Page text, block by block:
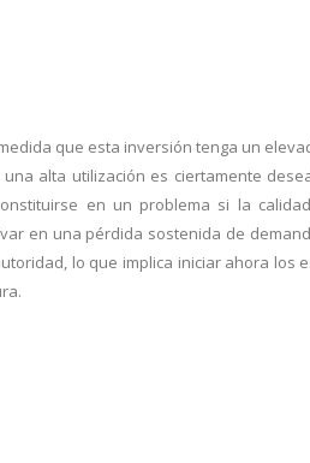
que esta inversión tenga un
alta utilización es ciertamente
en un problema si la
en una pérdida sostenida de
lo que implica iniciar ahora los